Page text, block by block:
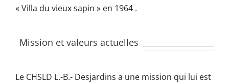
« Villa du vieux sapin » en 1964 .
Mission et valeurs actuelles
Le CHSLD L.-B.- Desjardins a une mission qui lui est